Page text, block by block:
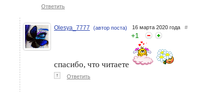
Ответить
Olesya_7777 (автор поста) 16 марта 2020 года #
+1
спасибо, что читаете
↑ Ответить